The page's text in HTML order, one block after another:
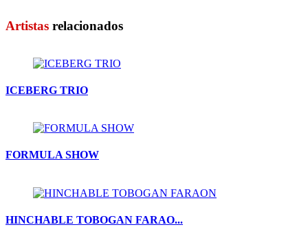
Artistas relacionados
ICEBERG TRIO
FORMULA SHOW
HINCHABLE TOBOGAN FARAO...